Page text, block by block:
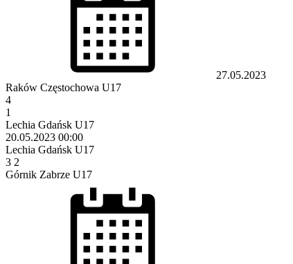
27.05.2023
Raków Częstochowa U17
4
1
Lechia Gdańsk U17
20.05.2023 00:00
Lechia Gdańsk U17
3 2
Górnik Zabrze U17